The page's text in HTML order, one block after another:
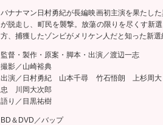
バナナマン日村勇紀が長編映画初主演を果たし
が脱走し、町民を襲撃。放蕩の限りを尽くす新
方、捕獲したゾンビがメリケン人だと知った新
監督・製作・原案・脚本・出演／渡辺一志
撮影／山崎裕典
出演／日村勇紀 山本千尋 竹石悟朗 上杉周
忠 川岡大次郎
語り／目黒祐樹
BD＆DVD／バップ